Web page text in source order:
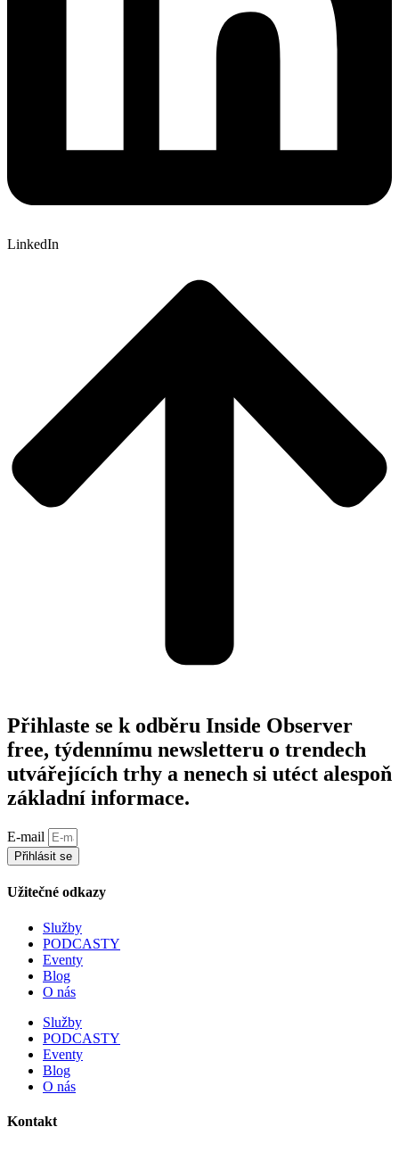
LinkedIn
Přihlaste se k odběru Inside Observer
free, týdennímu newsletteru o trendech
utvářejících trhy a nenech si utéct alespoň
základní informace.
E-mail
Přihlásit se
Užitečné odkazy
Služby
PODCASTY
Eventy
Blog
O nás
Služby
PODCASTY
Eventy
Blog
O nás
Kontakt